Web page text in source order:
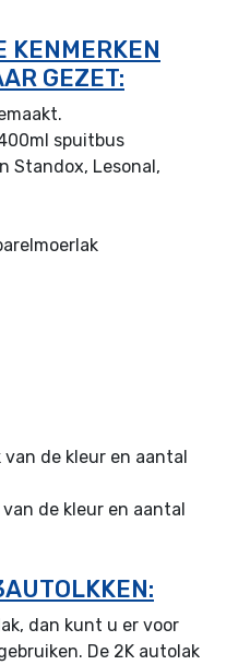
KENMERKEN
GEZET:
spuitbus
Standox, Lesonal,
de kleur en aantal
de kleur en aantal
dan kunt u er voor
De 2K autolak